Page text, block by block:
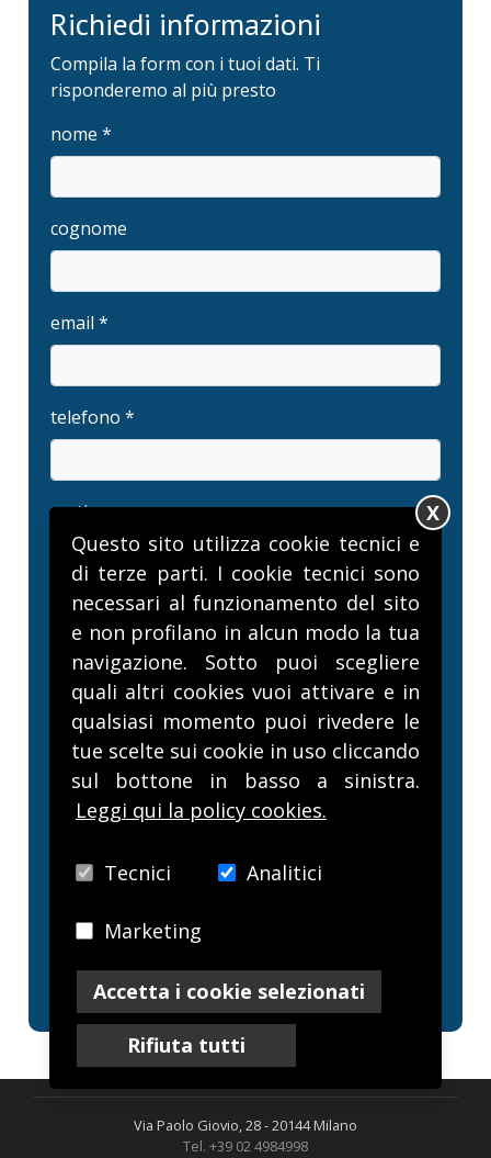
Richiedi informazioni
Compila la form con i tuoi dati. Ti
risponderemo al più presto
nome *
cognome
email *
telefono *
motivo
messaggio *
voglio ricevere la newsletter
ho letto e accettato laprivacy policy
INVIA
(*) campi obbligatori
Via Paolo Giovio, 28 - 20144 Milano
Tel. +39 02 4984998
Questo sito utilizza cookie tecnici e
di terze parti. I cookie tecnici sono
necessari al funzionamento del sito
e non profilano in alcun modo la tua
navigazione. Sotto puoi scegliere
quali altri cookies vuoi attivare e in
qualsiasi momento puoi rivedere le
tue scelte sui cookie in uso cliccando
sul bottone in basso a sinistra.
Leggi qui la policy cookies.
Tecnici Analitici
Marketing
Accetta i cookie selezionati
Rifiuta tutti
X